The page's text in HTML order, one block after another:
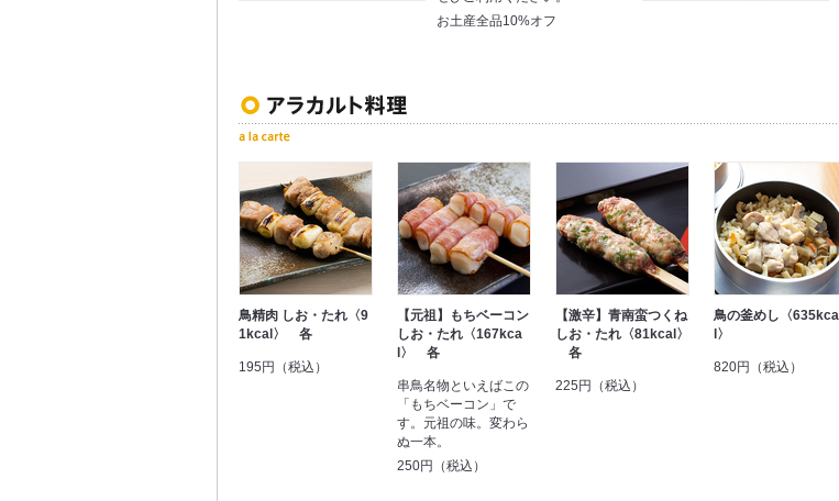
お土産全品10%オフ
鳥精肉 しお・たれ〈9
1kcal〉 各
195円（税込）
【元祖】もちベーコン
しお・たれ〈167kca
l〉 各
串鳥名物といえばこの
「もちベーコン」で
す。元祖の味。変わら
ぬ一本。
250円（税込）
【激辛】青南蛮つくね
しお・たれ〈81kcal〉
各
225円（税込）
鳥の釜めし〈635kca
l〉
820円（税込）